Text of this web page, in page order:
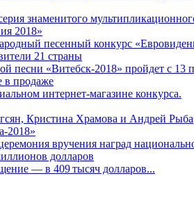
знаменитого
2018»
песенный конкурс
21 страны
песни «Витебск-2018» пройдет с 13
в продаже
интернет-магазине конкурса.
Кристина Храмова и Андрей
2018»
вручения наград
долларов
— в 409 тысяч долларов...